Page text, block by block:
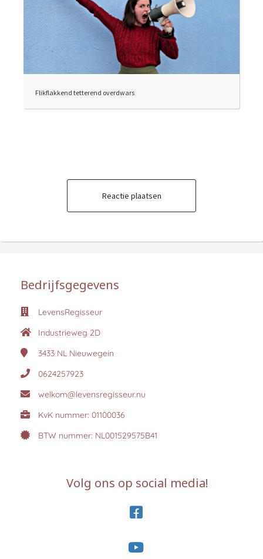
Flikflakkend tetterend overdwars
Reactie plaatsen
Bedrijfsgegevens
LevensRegisseur
Industrieweg 2D
3433 NL Nieuwegein
0624257923
welkom@levensregisseur.nu
KvK nummer: 01100036
BTW nummer: NL001529575B41
Volg ons op social media!